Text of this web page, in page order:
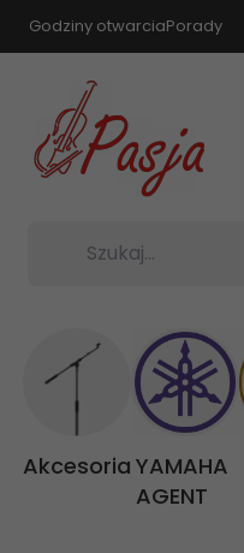
Godziny otwarciaPorady
Szukaj...
Akcesoria YAMAHA
AGENT